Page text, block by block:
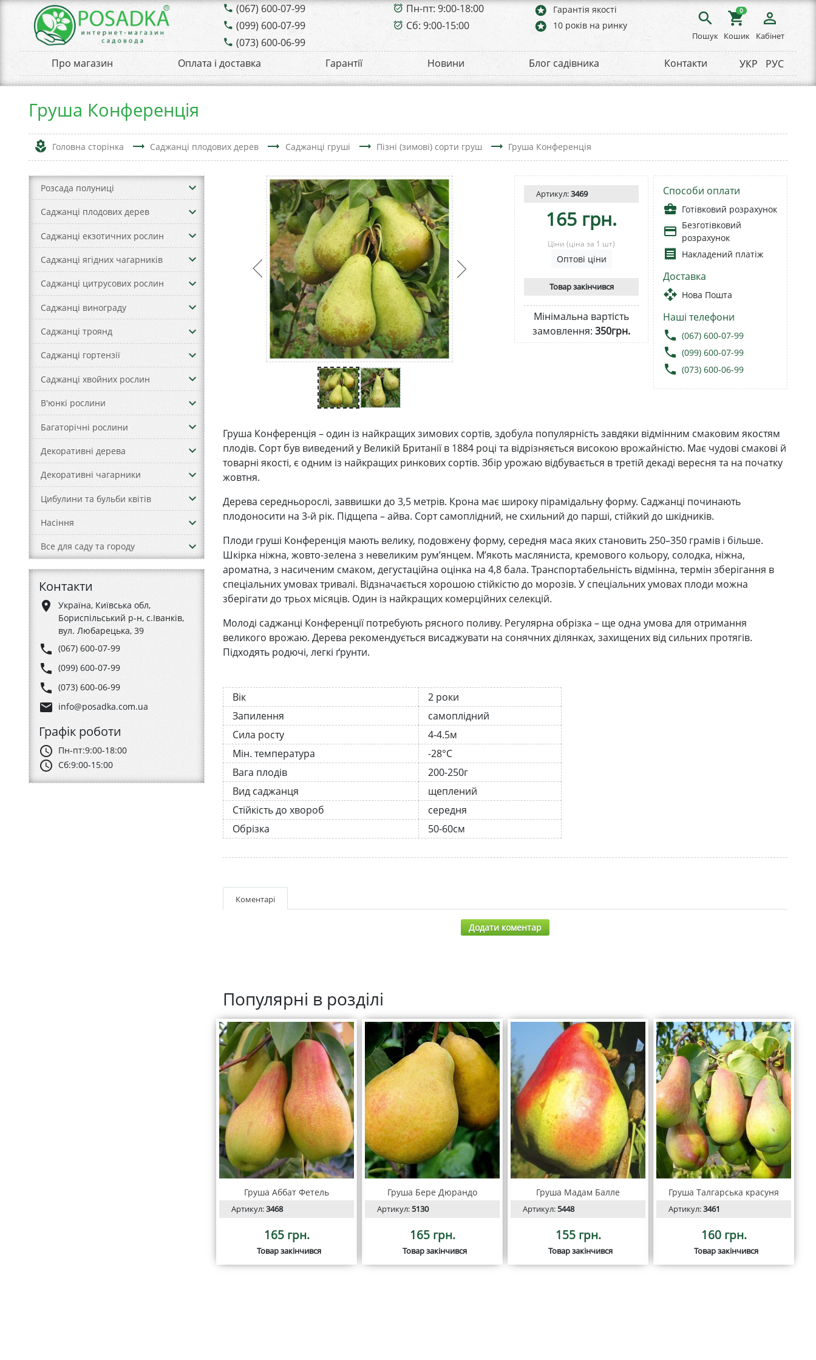
phone (067) 600-07-99
phone (099) 600-07-99
phone (073) 600-06-99
alarm_on Пн-пт: 9:00-18:00
alarm_on Сб: 9:00-15:00
stars Гарантія якості
stars 10 років на ринку search
Пошук
shopping_cart
0
Кошик
person_outline
Кабінет
Про магазин Оплата і доставка Гарантії Новини Блог садівника Контакти УКР РУС
Груша Конференція
local_florist Головна сторінка trending_flat Саджанці плодових дерев trending_flat Саджанці груші trending_flat Пізні (зимові) сорти груш trending_flat Груша Конференція
Розсада полуниці keyboard_arrow_down
Саджанці плодових дерев keyboard_arrow_down
Саджанці екзотичних рослин keyboard_arrow_down
Саджанці ягідних чагарників keyboard_arrow_down
Саджанці цитрусових рослин keyboard_arrow_down
Саджанці винограду keyboard_arrow_down
Саджанці троянд keyboard_arrow_down
Саджанці гортензії keyboard_arrow_down
Саджанці хвойних рослин keyboard_arrow_down
В'юнкі рослини keyboard_arrow_down
Багаторічні рослини keyboard_arrow_down
Декоративні дерева keyboard_arrow_down
Декоративні чагарники keyboard_arrow_down
Цибулини та бульби квітів keyboard_arrow_down
Насіння keyboard_arrow_down
Все для саду та городу keyboard_arrow_down
Контакти
place
Україна, Київська обл,
Бориспільський р-н, с.Іванків,
вул. Любарецька, 39
phone (067) 600-07-99
phone (099) 600-07-99
phone (073) 600-06-99
email info@posadka.com.ua
Графік роботи
schedule Пн-пт:9:00-18:00
schedule Сб:9:00-15:00
Артикул:3469
165 грн.
Ціни (ціна за 1 шт)
Оптові ціни
Товар закінчився
Мінімальна вартість
замовлення: 350грн.
Способи оплати
business_center Готівковий розрахунок
payment Безготівковий
розрахунок
receipt Накладений платіж
Доставка
open_with Нова Пошта
Наші телефони
local_phone (067) 600-07-99
local_phone (099) 600-07-99
local_phone (073) 600-06-99
Груша Конференція – один із найкращих зимових сортів, здобула популярність завдяки відмінним смаковим якостям
плодів. Сорт був виведений у Великій Британії в 1884 році та відрізняється високою врожайністю. Має чудові смакові й
товарні якості, є одним із найкращих ринкових сортів. Збір урожаю відбувається в третій декаді вересня та на початку
жовтня.
Дерева середньорослі, заввишки до 3,5 метрів. Крона має широку пірамідальну форму. Саджанці починають
плодоносити на 3-й рік. Підщепа – айва. Сорт самоплідний, не схильний до парші, стійкий до шкідників.
Плоди груші Конференція мають велику, подовжену форму, середня маса яких становить 250–350 грамів і більше.
Шкірка ніжна, жовто-зелена з невеликим рум’янцем. М’якоть масляниста, кремового кольору, солодка, ніжна,
ароматна, з насиченим смаком, дегустаційна оцінка на 4,8 бала. Транспортабельність відмінна, термін зберігання в
спеціальних умовах тривалі. Відзначається хорошою стійкістю до морозів. У спеціальних умовах плоди можна
зберігати до трьох місяців. Один із найкращих комерційних селекцій.
Молоді саджанці Конференції потребують рясного поливу. Регулярна обрізка – ще одна умова для отримання
великого врожаю. Дерева рекомендується висаджувати на сонячних ділянках, захищених від сильних протягів.
Підходять родючі, легкі ґрунти.
Вік
2 роки
Запилення
самоплідний
Сила росту
4-4.5м
Мін. температура
-28°C
Вага плодів
200-250г
Вид саджанця
щеплений
Стійкість до хвороб
середня
Обрізка
50-60см
Коментарі
Додати коментар
Популярні в розділі
Груша Аббат Фетель
Артикул:3468
165 грн.
Товар закінчився
Груша Бере Дюрандо
Артикул:5130
165 грн.
Товар закінчився
Груша Мадам Балле
Артикул:5448
155 грн.
Товар закінчився
Груша Талгарська красуня
Артикул:3461
160 грн.
Товар закінчився